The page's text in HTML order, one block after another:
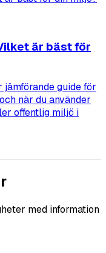
är bäst för
guide för
när du använder
offentlig miljö i
med information